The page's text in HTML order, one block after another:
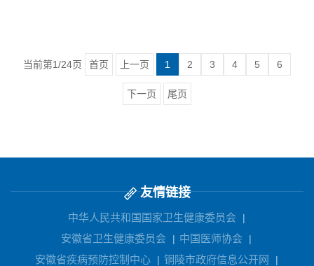
当前第1/24页 首页 上一页 1 2 3 4 5 6
下一页 尾页
友情链接
中华人民共和国国家卫生健康委员会 |
安徽省卫生健康委员会 | 中国医师协会 |
安徽省疾病预防控制中心 | 铜陵市政府信息公开网 |